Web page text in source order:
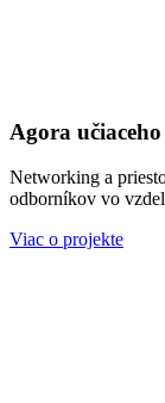
Agora učiaceho
Networking a
odborníkov vo
Viac o projekte